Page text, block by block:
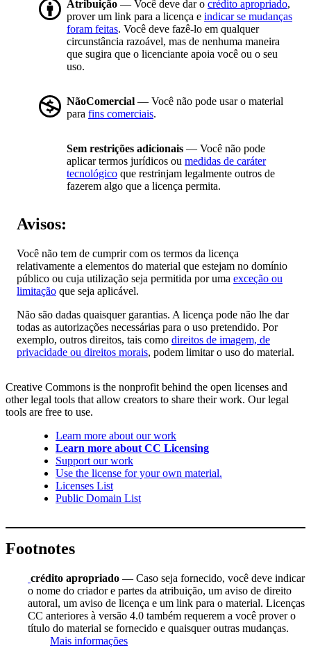
Atribuição — Você deve dar o crédito apropriado,
prover um link para a licença e indicar se mudanças
foram feitas. Você deve fazê-lo em qualquer
circunstância razoável, mas de nenhuma maneira
que sugira que o licenciante apoia você ou o seu
uso.
NãoComercial — Você não pode usar o material
para fins comerciais.
Sem restrições adicionais — Você não pode
aplicar termos jurídicos ou medidas de caráter
tecnológico que restrinjam legalmente outros de
fazerem algo que a licença permita.
Avisos:
Você não tem de cumprir com os termos da licença
relativamente a elementos do material que estejam no domínio
público ou cuja utilização seja permitida por uma exceção ou
limitação que seja aplicável.
Não são dadas quaisquer garantias. A licença pode não lhe dar
todas as autorizações necessárias para o uso pretendido. Por
exemplo, outros direitos, tais como direitos de imagem, de
privacidade ou direitos morais, podem limitar o uso do material.
Creative Commons is the nonprofit behind the open licenses and
other legal tools that allow creators to share their work. Our legal
tools are free to use.
Learn more about our work
Learn more about CC Licensing
Support our work
Use the license for your own material.
Licenses List
Public Domain List
Footnotes
crédito apropriado — Caso seja fornecido, você deve indicar
o nome do criador e partes da atribuição, um aviso de direito
autoral, um aviso de licença e um link para o material. Licenças
CC anteriores à versão 4.0 também requerem a você prover o
título do material se fornecido e quaisquer outras mudanças.
Mais informações